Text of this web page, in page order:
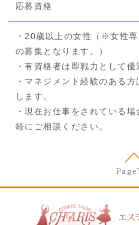
応募資格
・20歳以上の女性（※女性
の募集となります。）
・有資格者は即戦力として優
・マネジメント経験のある
します。
・現在お仕事をされている
軽にご相談ください。